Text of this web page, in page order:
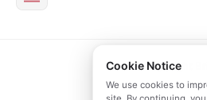
2026 Copyright
Cookie Notice
We use cookies to